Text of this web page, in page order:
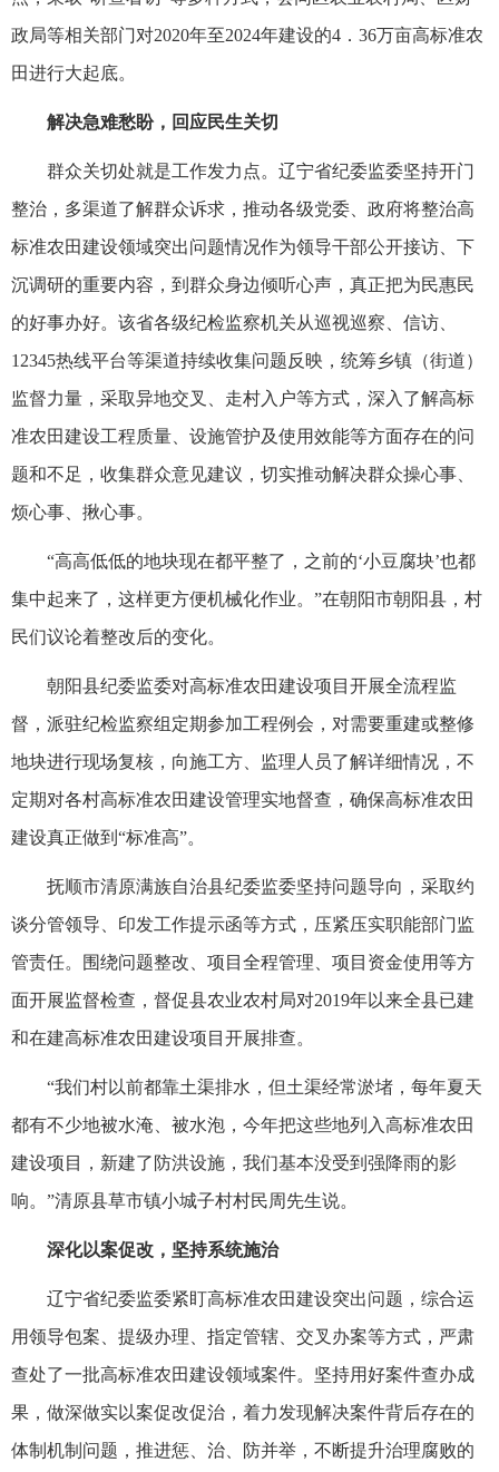
政局等相关部门对2020年至2024年建设的4．36万亩高标准农
田进行大起底。
解决急难愁盼，回应民生关切
群众关切处就是工作发力点。辽宁省纪委监委坚持开门
整治，多渠道了解群众诉求，推动各级党委、政府将整治高
标准农田建设领域突出问题情况作为领导干部公开接访、下
沉调研的重要内容，到群众身边倾听心声，真正把为民惠民
的好事办好。该省各级纪检监察机关从巡视巡察、信访、
12345热线平台等渠道持续收集问题反映，统筹乡镇（街道）
监督力量，采取异地交叉、走村入户等方式，深入了解高标
准农田建设工程质量、设施管护及使用效能等方面存在的问
题和不足，收集群众意见建议，切实推动解决群众操心事、
烦心事、揪心事。
“高高低低的地块现在都平整了，之前的‘小豆腐块’也都
集中起来了，这样更方便机械化作业。”在朝阳市朝阳县，村
民们议论着整改后的变化。
朝阳县纪委监委对高标准农田建设项目开展全流程监
督，派驻纪检监察组定期参加工程例会，对需要重建或整修
地块进行现场复核，向施工方、监理人员了解详细情况，不
定期对各村高标准农田建设管理实地督查，确保高标准农田
建设真正做到“标准高”。
抚顺市清原满族自治县纪委监委坚持问题导向，采取约
谈分管领导、印发工作提示函等方式，压紧压实职能部门监
管责任。围绕问题整改、项目全程管理、项目资金使用等方
面开展监督检查，督促县农业农村局对2019年以来全县已建
和在建高标准农田建设项目开展排查。
“我们村以前都靠土渠排水，但土渠经常淤堵，每年夏天
都有不少地被水淹、被水泡，今年把这些地列入高标准农田
建设项目，新建了防洪设施，我们基本没受到强降雨的影
响。”清原县草市镇小城子村村民周先生说。
深化以案促改，坚持系统施治
辽宁省纪委监委紧盯高标准农田建设突出问题，综合运
用领导包案、提级办理、指定管辖、交叉办案等方式，严肃
查处了一批高标准农田建设领域案件。坚持用好案件查办成
果，做深做实以案促改促治，着力发现解决案件背后存在的
体制机制问题，推进惩、治、防并举，不断提升治理腐败的